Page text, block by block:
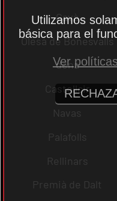
Gavà
Olesa de Bonesvalls
dena
Castellcir
Navas
Palafolls
Rellinars
Premià de Dalt
Utilizamos
básica para el
Ver